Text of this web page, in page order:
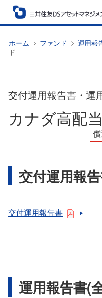
ホーム ファンド 運用報
ド
交付運用報告書・運
カナダ高配
交付運用報
交付運用報告書
運用報告書(